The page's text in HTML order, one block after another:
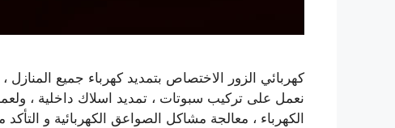
كهربائي الزور الاختصاص بتمديد كهرباء جميع المنازل
نعمل على تركيب سبوتات ، تمديد اسلاك داخلية ،
الكهرباء ، معالجة مشاكل الصواعق الكهربائية و